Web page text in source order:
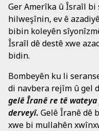
Ger Amerîka û Îsraîl
hilweşînin, ev ê
bibin koleyên
Îsraîl dê destê xwe
bidin.
Bombeyên ku li
di navbera rejîm û gel
gelê Îranê re tê
derveyî. Gelê Îranê dê
xwe bi mullahên